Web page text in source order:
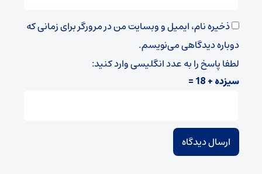
ذخیره نام، ایمیل و وبسایت من در مرورگر برای زمانی که
دوباره دیدگاهی می‌نویسم.
لطفا پاسخ را به عدد انگلیسی وارد کنید:
سیزده + 18 =